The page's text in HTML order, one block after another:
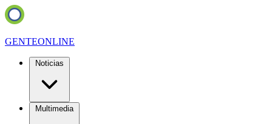
GENTEONLINE
Noticias
Multimedia